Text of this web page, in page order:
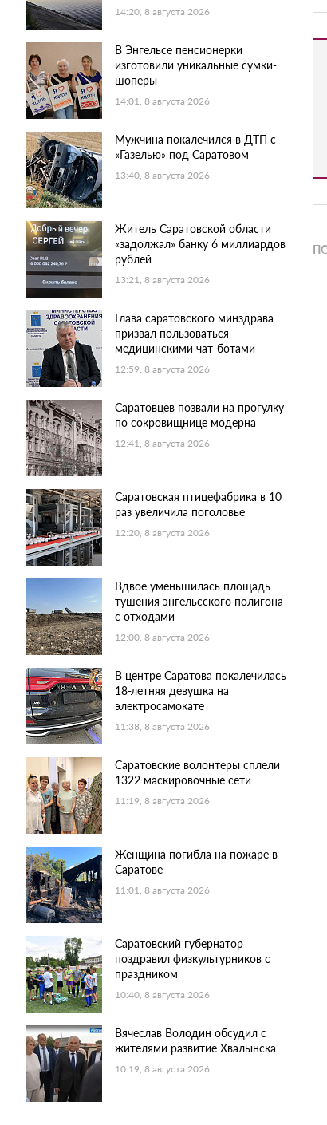
14:20, 8 августа 2026
В Энгельсе пенсионерки
изготовили уникальные сумки-
шоперы
14:01, 8 августа 2026
Мужчина покалечился в ДТП с
«Газелью» под Саратовом
13:40, 8 августа 2026
Житель Саратовской области
«задолжал» банку 6 миллиардов
рублей
13:21, 8 августа 2026
Глава саратовского минздрава
призвал пользоваться
медицинскими чат-ботами
12:59, 8 августа 2026
Саратовцев позвали на прогулку
по сокровищнице модерна
12:41, 8 августа 2026
Саратовская птицефабрика в 10
раз увеличила поголовье
12:20, 8 августа 2026
Вдвое уменьшилась площадь
тушения энгельсского полигона
с отходами
12:00, 8 августа 2026
В центре Саратова покалечилась
18-летняя девушка на
электросамокате
11:38, 8 августа 2026
Саратовские волонтеры сплели
1322 маскировочные сети
11:19, 8 августа 2026
Женщина погибла на пожаре в
Саратове
11:01, 8 августа 2026
Саратовский губернатор
поздравил физкультурников с
праздником
10:40, 8 августа 2026
Вячеслав Володин обсудил с
жителями развитие Хвалынска
10:19, 8 августа 2026